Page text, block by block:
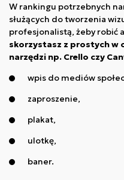
W rankingu potrzebnych
służących do tworzenia
profesjonalistą, żeby robić
skorzystasz z prostych w
narzędzi np. Crello czy
wpis do mediów
zaproszenie,
plakat,
ulotkę,
baner.